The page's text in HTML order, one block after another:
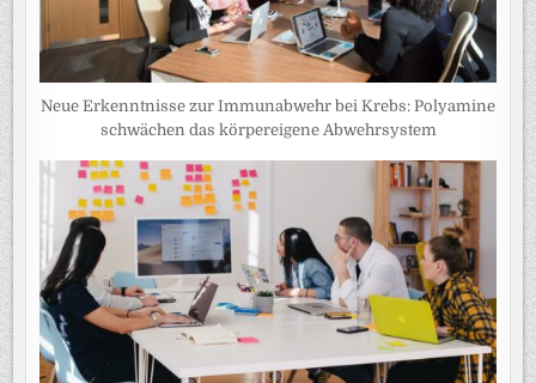
Neue Erkenntnisse zur Immunabwehr bei Krebs: Polyamine
schwächen das körpereigene Abwehrsystem